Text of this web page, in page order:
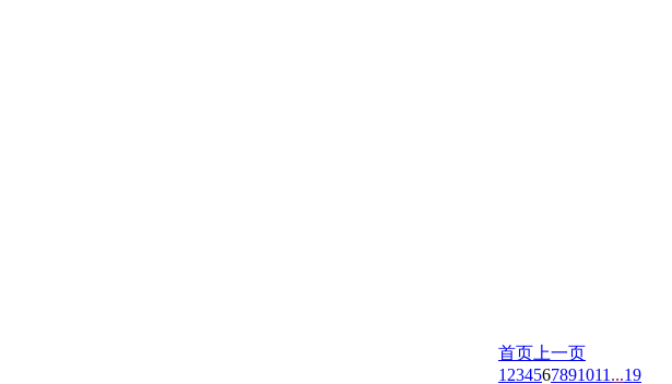
首页 上一页
1 234567891011 ...19